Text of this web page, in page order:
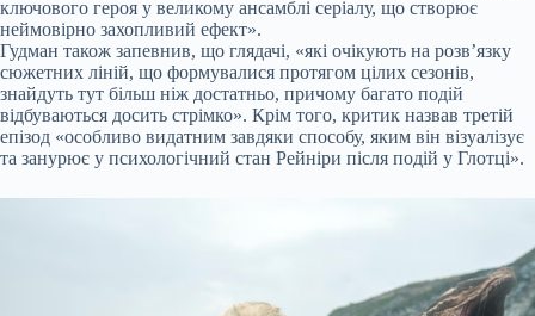
ключового героя у великому ансамблі серіалу, що створює
неймовірно захопливий ефект».
Гудман також запевнив, що глядачі, «які очікують на розв’язку
сюжетних ліній, що формувалися протягом цілих сезонів,
знайдуть тут більш ніж достатньо, причому багато подій
відбуваються досить стрімко». Крім того, критик назвав третій
епізод «особливо видатним завдяки способу, яким він візуалізує
та занурює у психологічний стан Рейніри після подій у Глотці».